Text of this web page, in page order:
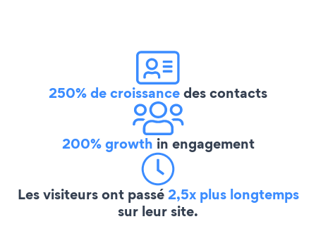
250% de croissancedes contacts
200% growth in engagement
Les visiteurs ont passé2,5x plus longtemps
sur leur site.